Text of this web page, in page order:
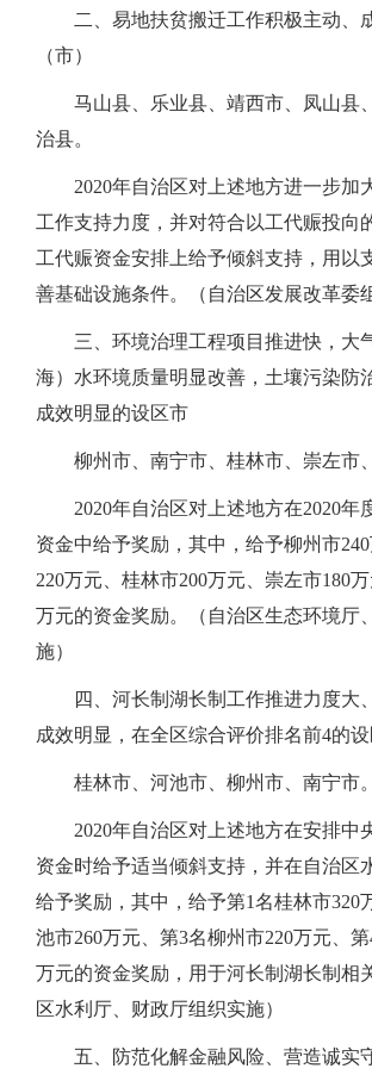
二、易地扶贫搬迁工作积极主动、
（市）
马山县、乐业县、靖西市、凤山县
治县。
2020年自治区对上述地方进一步加
工作支持力度，并对符合以工代赈投向
工代赈资金安排上给予倾斜支持，用以
善基础设施条件。（自治区发展改革委
三、环境治理工程项目推进快，大
海）水环境质量明显改善，土壤污染防
成效明显的设区市
柳州市、南宁市、桂林市、崇左市
2020年自治区对上述地方在2020年
资金中给予奖励，其中，给予柳州市
220万元、桂林市200万元、崇左市180
万元的资金奖励。（自治区生态环境厅
施）
四、河长制湖长制工作推进力度大
成效明显，在全区综合评价排名前4的
桂林市、河池市、柳州市、南宁市。
2020年自治区对上述地方在安排中
资金时给予适当倾斜支持，并在自治区
给予奖励，其中，给予第1名桂林市320
池市260万元、第3名柳州市220万元、
万元的资金奖励，用于河长制湖长制相
区水利厅、财政厅组织实施）
五、防范化解金融风险、营造诚实